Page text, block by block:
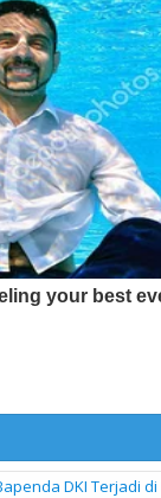
DKI Terjadi di